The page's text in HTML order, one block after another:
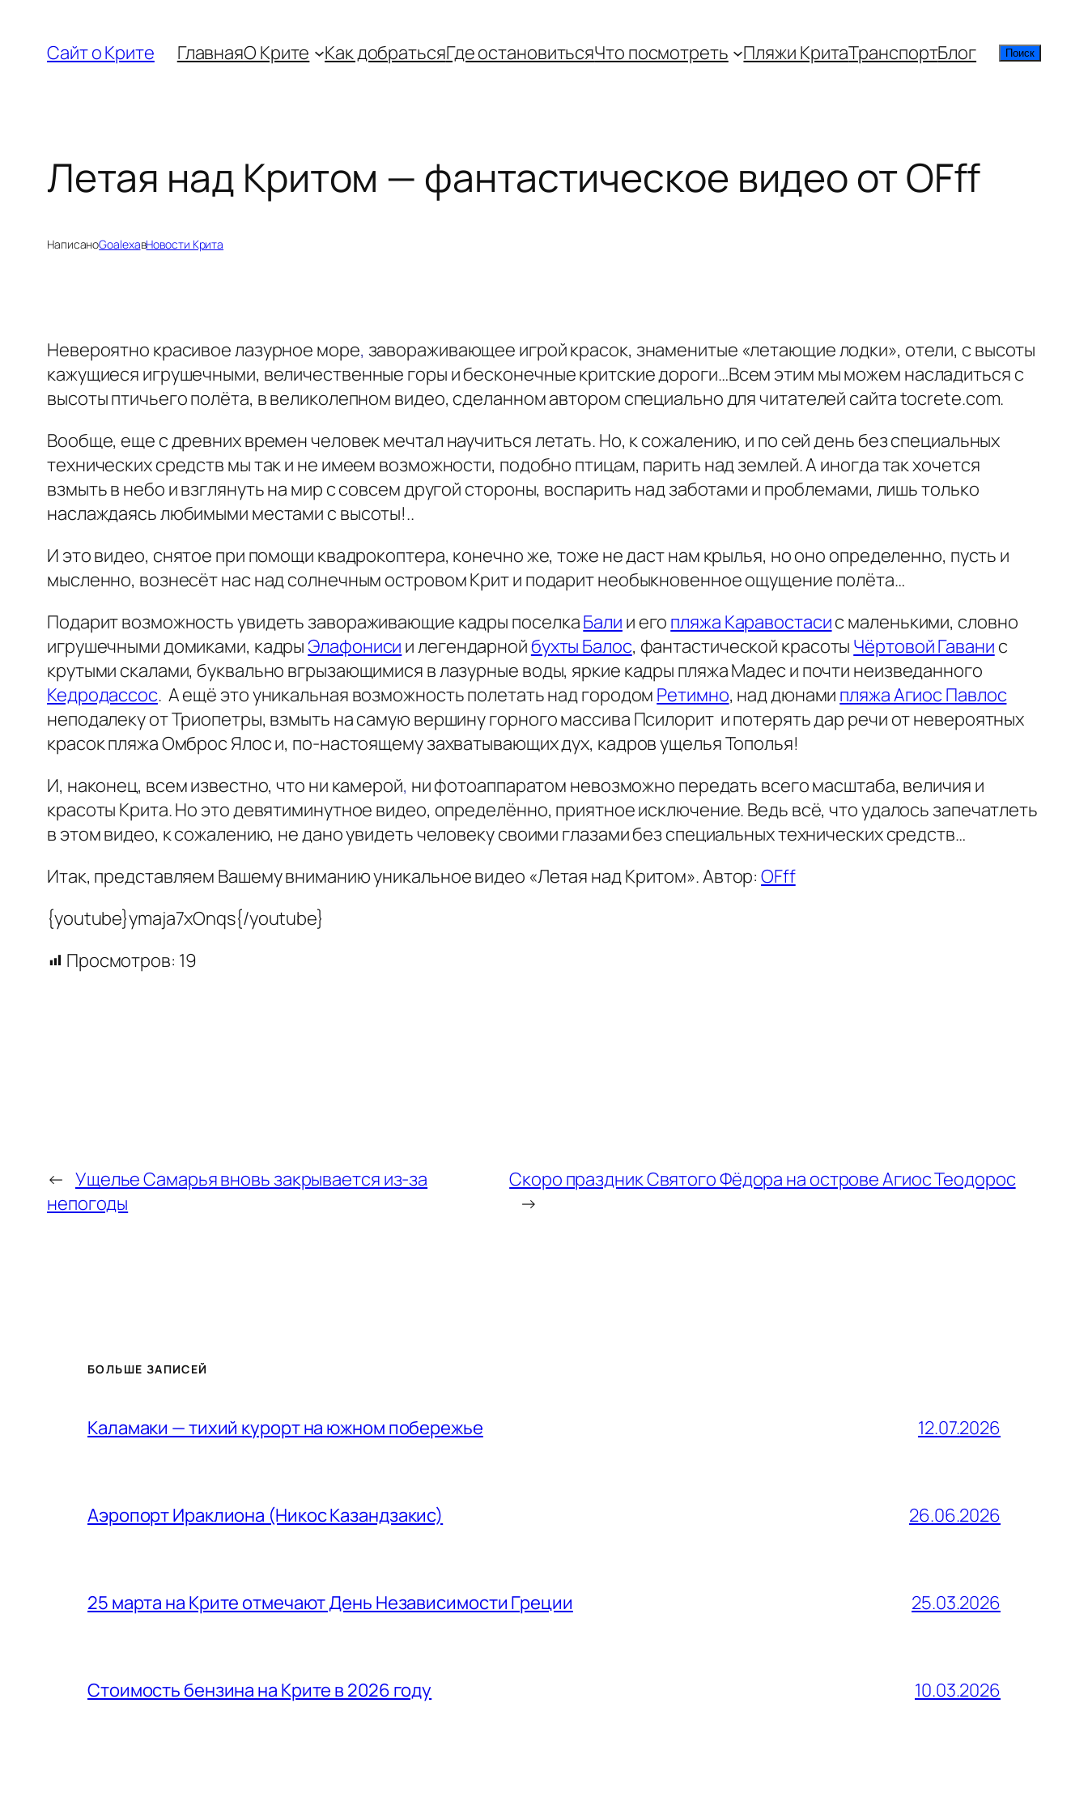
содержимому
Сайт о Крите ГлавнаяО Крите Как добратьсяГде остановитьсяЧто посмотреть Пляжи КритаТранспортБлог Поиск
Поиск
Летая над Критом — фантастическое видео от OFff
НаписаноGoalexaвНовости Крита
Невероятно красивое лазурное море, завораживающее игрой красок, знаменитые «летающие лодки», отели, с высоты
кажущиеся игрушечными, величественные горы и бесконечные критские дороги…Всем этим мы можем насладиться с
высоты птичьего полёта, в великолепном видео, сделанном автором специально для читателей сайта tocrete.com.
Вообще, еще с древних времен человек мечтал научиться летать. Но, к сожалению, и по сей день без специальных
технических средств мы так и не имеем возможности, подобно птицам, парить над землей. А иногда так хочется
взмыть в небо и взглянуть на мир с совсем другой стороны, воспарить над заботами и проблемами, лишь только
наслаждаясь любимыми местами с высоты!..
И это видео, снятое при помощи квадрокоптера, конечно же, тоже не даст нам крылья, но оно определенно, пусть и
мысленно, вознесёт нас над солнечным островом Крит и подарит необыкновенное ощущение полёта…
Подарит возможность увидеть завораживающие кадры поселкаБали и его пляжа Каравостасис маленькими, словно
игрушечными домиками, кадрыЭлафониси и легендарнойбухты Балос, фантастической красоты Чёртовой Гавани с
крутыми скалами, буквально вгрызающимися в лазурные воды, яркие кадры пляжа Мадес и почти неизведанного
Кедродассос. А ещё это уникальная возможность полетать над городом Ретимно, над дюнами пляжа Агиос Павлос
неподалеку от Триопетры, взмыть на самую вершину горного массива Псилорит и потерять дар речи от невероятных
красок пляжа Омброс Ялос и, по-настоящему захватывающих дух, кадров ущелья Тополья!
И, наконец, всем известно, что ни камерой, ни фотоаппаратом невозможно передать всего масштаба, величия и
красоты Крита. Но это девятиминутное видео, определённо, приятное исключение. Ведь всё, что удалось запечатлеть
в этом видео, к сожалению, не дано увидеть человеку своими глазами без специальных технических средств…
Итак, представляем Вашему вниманию уникальное видео «Летая над Критом». Автор:OFff
{youtube}ymaja7xOnqs{/youtube}
Просмотров: 19
← Ущелье Самарья вновь закрывается из-за
непогоды
Скоро праздник Святого Фёдора на острове Агиос Теодорос
→
БОЛЬШЕ ЗАПИСЕЙ
Каламаки — тихий курорт на южном побережье 12.07.2026
Аэропорт Ираклиона (Никос Казандзакис) 26.06.2026
25 марта на Крите отмечают День Независимости Греции 25.03.2026
Стоимость бензина на Крите в 2026 году 10.03.2026